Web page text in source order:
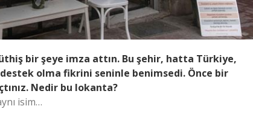
bir şeye imza attın. Bu şehir, hatta Türkiye,
olma fikrini seninle benimsedi. Önce bir
Nedir bu lokanta?
isim…